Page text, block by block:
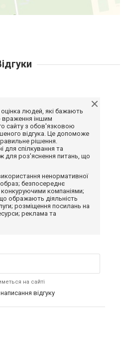
оцінка людей, які бажають
враження іншим
сайту з обов'язковою
відгука. Це допоможе
рішення.
для спілкування та
для роз'яснення питань, що
ненормативної
безпосереднє
компаніями;
ображають діяльність
розміщення посилань на
реклама та
на сайті
відгуку